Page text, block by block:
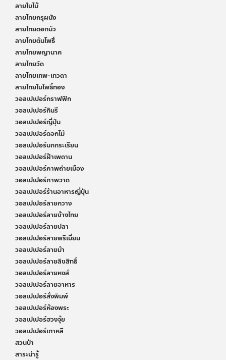
ลายใบไม้
ลายไทยกรุผนัง
ลายไทยดอกบัว
ลายไทยต้นโพธิ์
ลายไทยพญานาค
ลายไทยวัด
ลายไทยเทพ-เทวดา
ลายไทยใบโพธิ์ทอง
วอลเปเปอร์กราฟฟิก
วอลเปเปอร์กินรี
วอลเปเปอร์ญี่ปุ่น
วอลเปเปอร์ดอกไม้
วอลเปเปอร์นกกระเรียน
วอลเปเปอร์ฝ้าเพดาน
วอลเปเปอร์ภาพถ่ายเมือง
วอลเปเปอร์ภาพวาด
วอลเปเปอร์ร้านอาหารญี่ปุ่น
วอลเปเปอร์ลายกวาง
วอลเปเปอร์ลายข้างไทย
วอลเปเปอร์ลายปลา
วอลเปเปอร์ลายพรีเมี่ยม
วอลเปเปอร์ลายม้า
วอลเปเปอร์ลายลิขสิทธิ์
วอลเปเปอร์ลายหงส์
วอลเปเปอร์ลายอาหาร
วอลเปเปอร์สั่งพิมพ์
วอลเปเปอร์ห้องพระ
วอลเปเปอร์ฮวงจุ้ย
วอลเปเปอร์เกาหลี
สวนป่า
สาระน่ารู้